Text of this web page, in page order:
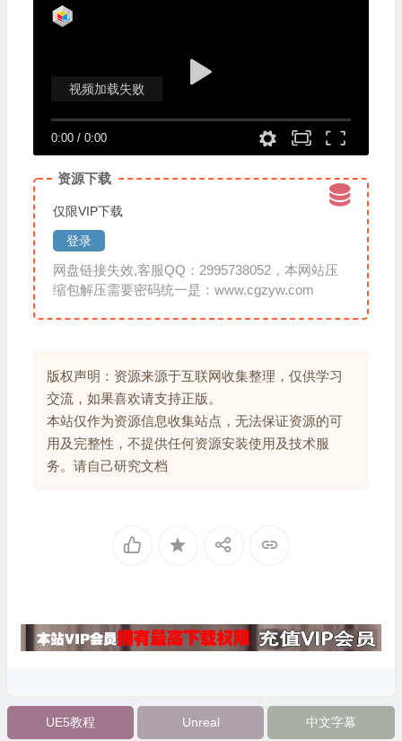
0:00/ 0:00
视频加载失败
资源下载
仅限VIP下载
登录
网盘链接失效,客服QQ：2995738052，本网站压
缩包解压需要密码统一是：www.cgzyw.com
版权声明：资源来源于互联网收集整理，仅供学习
交流，如果喜欢请支持正版。
本站仅作为资源信息收集站点，无法保证资源的可
用及完整性，不提供任何资源安装使用及技术服
务。请自己研究文档
UE5教程 Unreal 中文字幕